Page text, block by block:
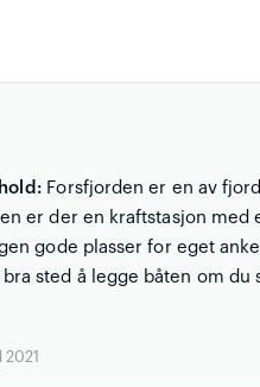
Forsfjorden er en av
er der en kraftstasjon
gode plasser for eget
sted å legge båten om du